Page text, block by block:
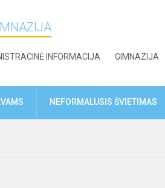
INFORMACIJA GIMNAZIJA
NEFORMALUSIS ŠVIETIMAS